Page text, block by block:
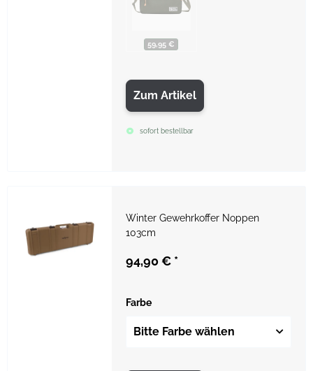
59,95 €
Zum Artikel
sofort bestellbar
Winter Gewehrkoffer Noppen
103cm
94,90 € *
Farbe
Bitte Farbe wählen